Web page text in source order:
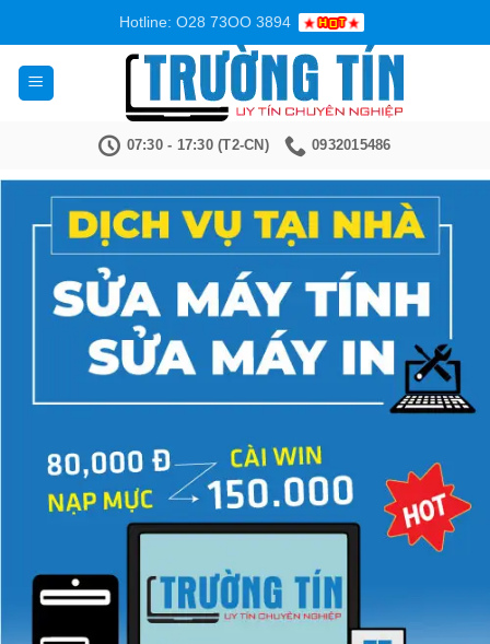
nội
dung
Hotline: O28 73OO 3894
07:30 - 17:30 (T2-CN) 0932015486